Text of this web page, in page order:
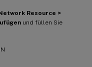
Resource >
und füllen Sie